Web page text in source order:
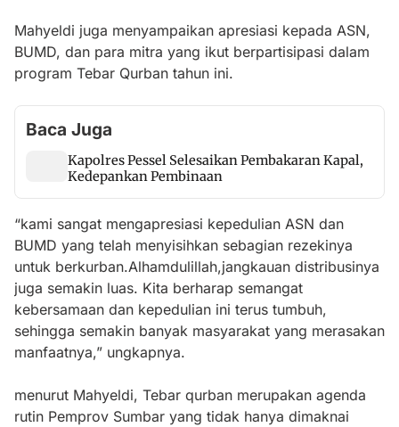
Mahyeldi juga menyampaikan apresiasi kepada ASN,
BUMD, dan para mitra yang ikut berpartisipasi dalam
program Tebar Qurban tahun ini.
Baca Juga
Kapolres Pessel Selesaikan Pembakaran Kapal,
Kedepankan Pembinaan
“kami sangat mengapresiasi kepedulian ASN dan
BUMD yang telah menyisihkan sebagian rezekinya
untuk berkurban.Alhamdulillah,jangkauan distribusinya
juga semakin luas. Kita berharap semangat
kebersamaan dan kepedulian ini terus tumbuh,
sehingga semakin banyak masyarakat yang merasakan
manfaatnya,” ungkapnya.
menurut Mahyeldi, Tebar qurban merupakan agenda
rutin Pemprov Sumbar yang tidak hanya dimaknai